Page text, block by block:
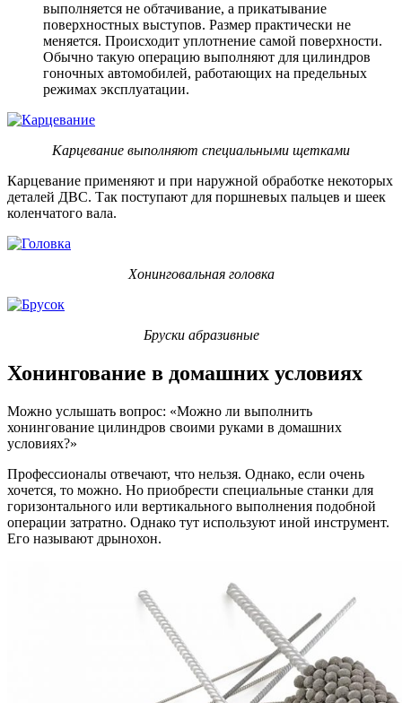
выполняется не обтачивание, а прикатывание
поверхностных выступов. Размер практически не
меняется. Происходит уплотнение самой поверхности.
Обычно такую операцию выполняют для цилиндров
гоночных автомобилей, работающих на предельных
режимах эксплуатации.
Карцевание выполняют специальными щетками
Карцевание применяют и при наружной обработке некоторых
деталей ДВС. Так поступают для поршневых пальцев и шеек
коленчатого вала.
Хонинговальная головка
Бруски абразивные
Хонингование в домашних условиях
Можно услышать вопрос: «Можно ли выполнить
хонингование цилиндров своими руками в домашних
условиях?»
Профессионалы отвечают, что нельзя. Однако, если очень
хочется, то можно. Но приобрести специальные станки для
горизонтального или вертикального выполнения подобной
операции затратно. Однако тут используют иной инструмент.
Его называют дрынохон.